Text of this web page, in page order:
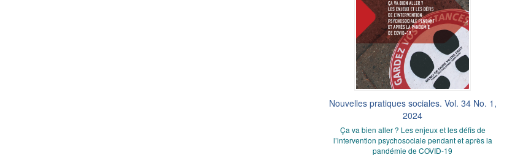
Nouvelles pratiques sociales. Vol. 34 No. 1,
2024
Ça va bien aller ? Les enjeux et les défis de
l’intervention psychosociale pendant et après la
pandémie de COVID-19